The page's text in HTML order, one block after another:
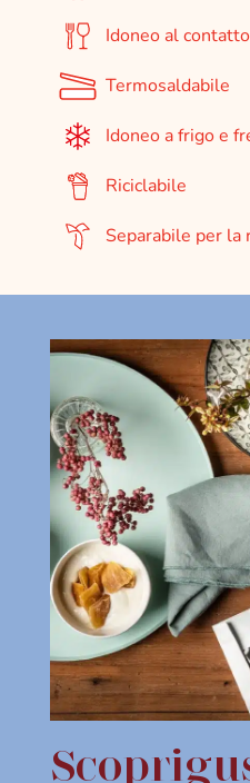
Idoneo al
Termosaldabile
Idoneo a frigo e
Riciclabile
Separabile per la